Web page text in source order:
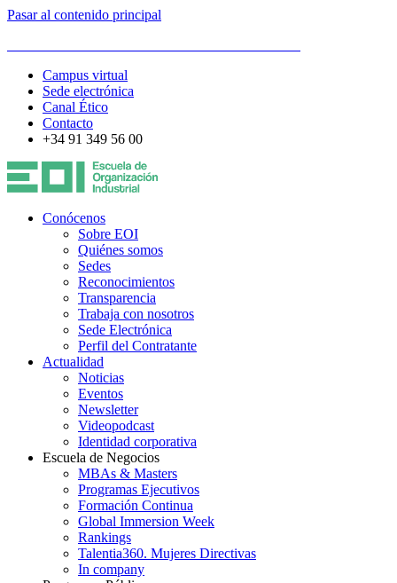
Pasar al contenido principal
Campus virtual
Sede electrónica
Canal Ético
Contacto
+34 91 349 56 00
Conócenos
Sobre EOI
Quiénes somos
Sedes
Reconocimientos
Transparencia
Trabaja con nosotros
Sede Electrónica
Perfil del Contratante
Actualidad
Noticias
Eventos
Newsletter
Videopodcast
Identidad corporativa
Escuela de Negocios
MBAs & Masters
Programas Ejecutivos
Formación Continua
Global Immersion Week
Rankings
Talentia360. Mujeres Directivas
In company